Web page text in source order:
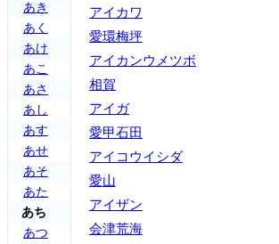
あき
あく
あけ
あこ
あさ
あし
あす
あせ
あそ
あた
あち
あつ
アイカワ
愛環梅坪
アイカンウメツボ
相賀
アイガ
愛甲石田
アイコウイシダ
愛山
アイザン
会津荒海